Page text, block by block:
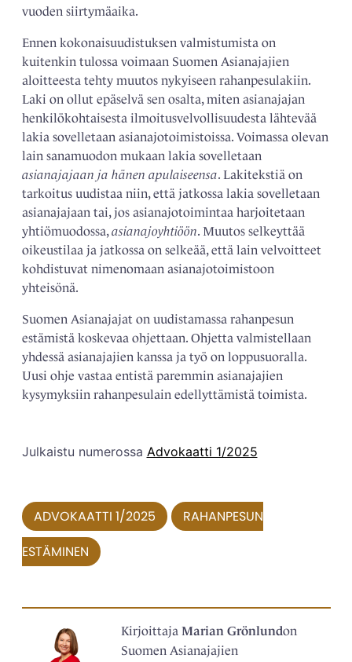
vuoden siirtymäaika.
Ennen kokonaisuudistuksen valmistumista on
kuitenkin tulossa voimaan Suomen Asianajajien
aloitteesta tehty muutos nykyiseen rahanpesulakiin.
Laki on ollut epäselvä sen osalta, miten asianajajan
henkilökohtaisesta ilmoitusvelvollisuudesta lähtevää
lakia sovelletaan asianajotoimistoissa. Voimassa olevan
lain sanamuodon mukaan lakia sovelletaan
asianajajaan ja hänen apulaiseensa. Lakitekstiä on
tarkoitus uudistaa niin, että jatkossa lakia sovelletaan
asianajajaan tai, jos asianajotoimintaa harjoitetaan
yhtiömuodossa, asianajoyhtiöön. Muutos selkeyttää
oikeustilaa ja jatkossa on selkeää, että lain velvoitteet
kohdistuvat nimenomaan asianajotoimistoon
yhteisönä.
Suomen Asianajajat on uudistamassa rahanpesun
estämistä koskevaa ohjettaan. Ohjetta valmistellaan
yhdessä asianajajien kanssa ja työ on loppusuoralla.
Uusi ohje vastaa entistä paremmin asianajajien
kysymyksiin rahanpesulain edellyttämistä toimista.
Julkaistu numerossa Advokaatti 1/2025
ADVOKAATTI 1/2025
RAHANPESUN
ESTÄMINEN
Kirjoittaja Marian Grönlundon
Suomen Asianajajien